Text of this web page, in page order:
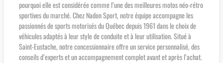
pourquoi elle est considérée comme l’une des meilleures motos néo-rétro
sportives du marché. Chez Nadon Sport, notre équipe accompagne les
passionnés de sports motorisés du Québec depuis 1961 dans le choix de
véhicules adaptés à leur style de conduite et à leur utilisation. Situé à
Saint-Eustache, notre concessionnaire offre un service personnalisé, des
conseils d’experts et un accompagnement complet avant et après l’achat.